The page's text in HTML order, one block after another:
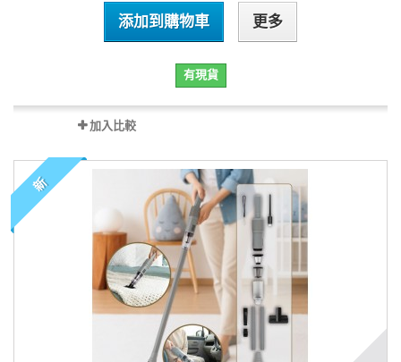
添加到購物車 更多
有現貨
加入比較
新